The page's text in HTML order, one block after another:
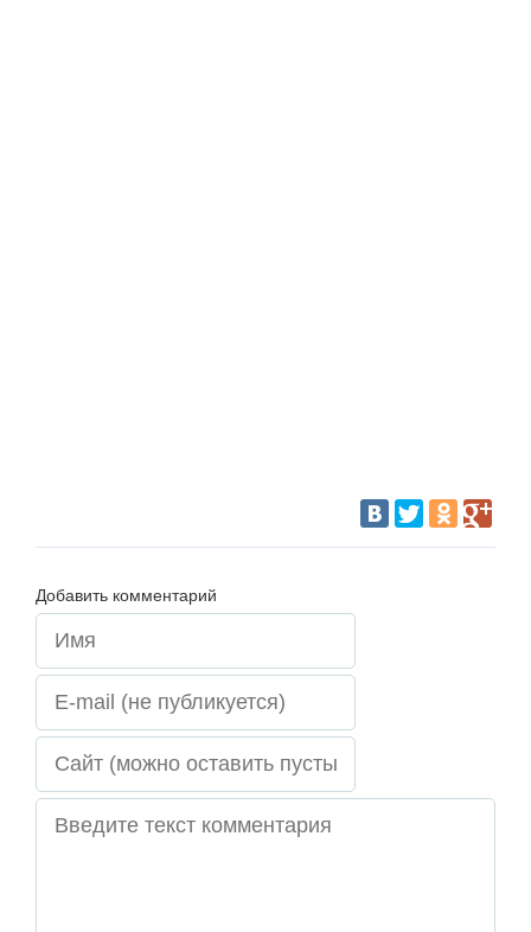
Добавить комментарий